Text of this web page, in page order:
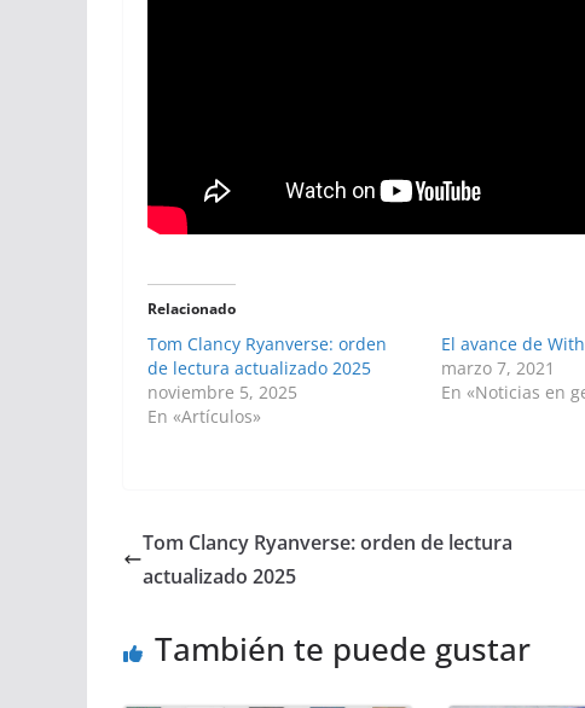
Relacionado
Tom Clancy Ryanverse: orden
de lectura actualizado 2025
noviembre 5, 2025
En «Artículos»
El avance de
marzo 7, 2021
En «Noticias en
Tom Clancy Ryanverse: orden de lectura
actualizado 2025
También te puede gustar